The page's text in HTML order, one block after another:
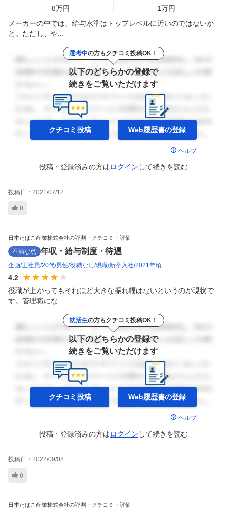
8万円
1万円
メーカーの中では、給与水準はトップレベルに近いのではないか
と。ただし、や...
選考中の方もクチコミ投稿OK！
以下のどちらかの登録で
続きをご覧いただけます
クチコミ投稿 Web履歴書の登録
ヘルプ
投稿・登録済みの方はログイン して続きを読む
投稿日： 2021/07/12
0
日本たばこ産業株式会社の評判・クチコミ・評価
不満な点 年収・給与制度・待遇
企画 正社員 20代 男性 役職なし 現職 新卒入社 2021年頃
4.2
役職が上がってもそれほど大きな振れ幅はないというのが現状で
す。管理職にな...
就活生の方もクチコミ投稿OK！
以下のどちらかの登録で
続きをご覧いただけます
クチコミ投稿 Web履歴書の登録
ヘルプ
投稿・登録済みの方はログイン して続きを読む
投稿日： 2022/09/08
0
日本たばこ産業株式会社の評判・クチコミ・評価